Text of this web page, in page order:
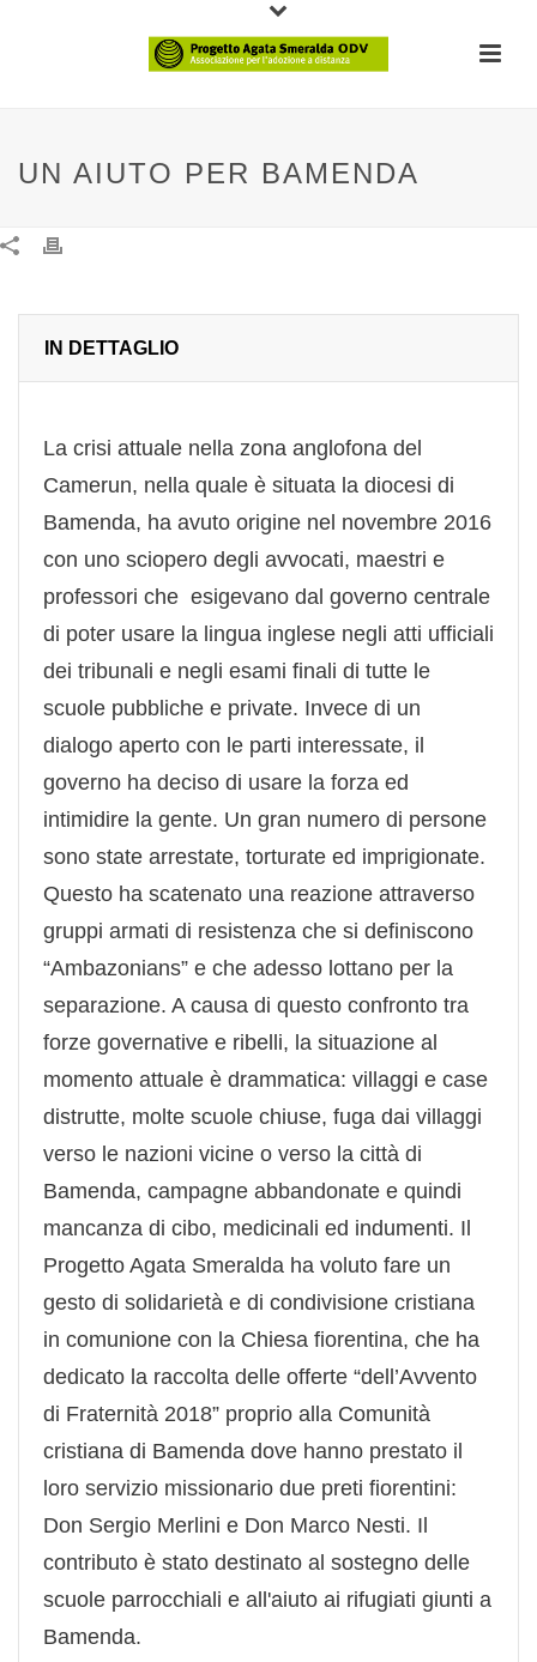
UN AIUTO PER BAMENDA
IN DETTAGLIO
La crisi attuale nella zona anglofona del
Camerun, nella quale è situata la diocesi di
Bamenda, ha avuto origine nel novembre 2016
con uno sciopero degli avvocati, maestri e
professori che esigevano dal governo centrale
di poter usare la lingua inglese negli atti ufficiali
dei tribunali e negli esami finali di tutte le
scuole pubbliche e private. Invece di un
dialogo aperto con le parti interessate, il
governo ha deciso di usare la forza ed
intimidire la gente. Un gran numero di persone
sono state arrestate, torturate ed imprigionate.
Questo ha scatenato una reazione attraverso
gruppi armati di resistenza che si definiscono
“Ambazonians” e che adesso lottano per la
separazione. A causa di questo confronto tra
forze governative e ribelli, la situazione al
momento attuale è drammatica: villaggi e case
distrutte, molte scuole chiuse, fuga dai villaggi
verso le nazioni vicine o verso la città di
Bamenda, campagne abbandonate e quindi
mancanza di cibo, medicinali ed indumenti. Il
Progetto Agata Smeralda ha voluto fare un
gesto di solidarietà e di condivisione cristiana
in comunione con la Chiesa fiorentina, che ha
dedicato la raccolta delle offerte “dell’Avvento
di Fraternità 2018” proprio alla Comunità
cristiana di Bamenda dove hanno prestato il
loro servizio missionario due preti fiorentini:
Don Sergio Merlini e Don Marco Nesti. Il
contributo è stato destinato al sostegno delle
scuole parrocchiali e all'aiuto ai rifugiati giunti a
Bamenda.